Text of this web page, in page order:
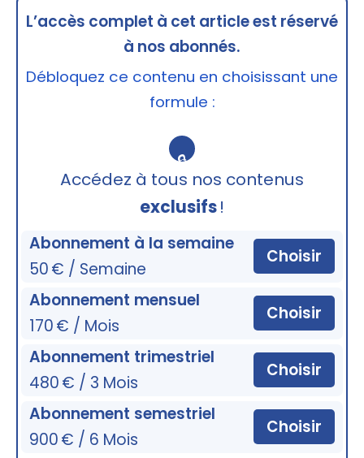
L’accès complet à cet article est réservé
à nos abonnés.
Débloquez ce contenu en choisissant une
formule :
🔒
Accédez à tous nos contenus
exclusifs!
Abonnement à la semaine
50 € / Semaine
Choisir
Abonnement mensuel
170 € / Mois
Choisir
Abonnement trimestriel
480 € / 3 Mois
Choisir
Abonnement semestriel
900 € / 6 Mois
Choisir